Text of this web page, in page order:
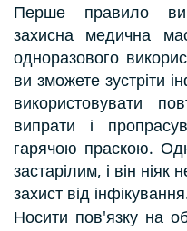
Перше правило
захисна медична
одноразового
ви зможете зустріти
використовувати
випрати і
гарячою праскою.
застарілим, і він
захист від
Носити пов'язку на